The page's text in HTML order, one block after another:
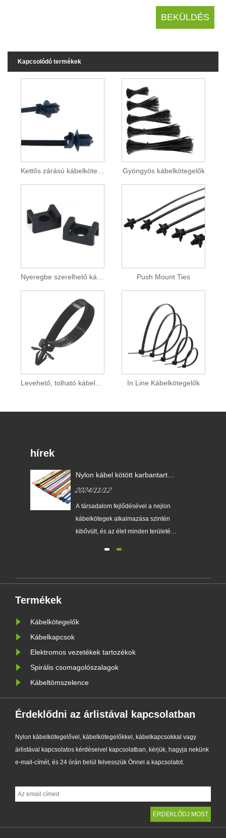
Kapcsolódó termékek
Kettős zárású kábelkötegelők Gyöngyös kábelkötegelők
Nyeregbe szerelhető kábelkötegelők Push Mount Ties
Levehető, tolható kábelrögzítő In Line Kábelkötegelők
hírek
Nylon kábel kötött karbantartási
2024/11/12
A társadalom fejlődésével a nejlon
kábelkötegek alkalmazása szintén
kibővült, és az élet minden területén
kiválasztásának módja továbbra is
számára,......
Termékek
Kábelkötegelők
Kábelkapcsok
Elektromos vezetékek tartozékok
Spirális csomagolószalagok
Kábeltömszelence
Érdeklődni az árlistával kapcsolatban
Nylon kábelkötegelővel, kábelkötegelőkkel, kábelkapcsokkal vagy
árlistával kapcsolatos kérdéseivel kapcsolatban, kérjük, hagyja nekünk
e-mail-címét, és 24 órán belül felvesszük Önnel a kapcsolatot.